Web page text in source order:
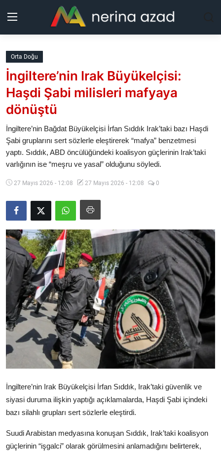
Kurdistan
Bölgeler
Yaşam
Güncel
Analiz
Makaleler
Galeri
Yazarlar
Arşiv
İletişim
Türkçe Kurdi
Orta Doğu
İngiltere’nin Irak Büyükelçisi:
Haşdi Şabi milisleri mafyaya
dönüştü
İngiltere’nin Bağdat Büyükelçisi İrfan Sıddık Irak’taki bazı Haşdi
Şabi gruplarını sert sözlerle eleştirerek “mafya” benzetmesi
yaptı. Sıddık, ABD öncülüğündeki koalisyon güçlerinin Irak’taki
varlığının ise “meşru ve yasal” olduğunu söyledi.
27 Mayıs 2026 - 12:08 27 Mayıs 2026 - 12:08 0
İngiltere’nin Irak Büyükelçisi İrfan Sıddık, Irak’taki güvenlik ve
siyasi duruma ilişkin yaptığı açıklamalarda, Haşdi Şabi içindeki
bazı silahlı grupları sert sözlerle eleştirdi.
Suudi Arabistan medyasına konuşan Sıddık, Irak’taki koalisyon
güçlerinin “işgalci” olarak görülmesini anlamadığını belirterek,